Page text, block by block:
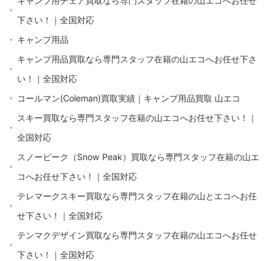
下さい！｜全国対応
キャンプ用品
キャンプ用品買取なら専門スタッフ在籍の山エコへお任せ下さ
い！｜全国対応
コールマン(Coleman)買取実績｜キャンプ用品買取 山エコ
スキー買取なら専門スタッフ在籍の山エコへお任せ下さい！｜
全国対応
スノーピーク（Snow Peak）買取なら専門スタッフ在籍の山エ
コへお任せ下さい！｜全国対応
テレマークスキー買取なら専門スタッフ在籍の山とエコへお任
せ下さい！｜全国対応
テンマクデザイン買取なら専門スタッフ在籍の山エコへお任せ
下さい！｜全国対応